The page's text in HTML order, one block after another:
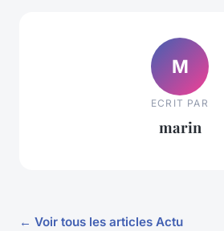
M
ECRIT PAR
marin
← Voir tous les articles Actu